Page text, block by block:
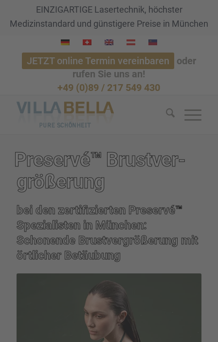
EINZIGARTIGE Lasertechnik, höchster
Medizinstandard und günstigere Preise in München
JETZT online Termin vereinbaren
oder
rufen Sie uns an!
+49 (0)89 / 217 549 430
Preservé™ Brust­ver­
grö­ße­rung
bei den zerti­fi­zier­ten Preservé™
Spezia­lis­ten in München:
Schonende Brust­ver­grö­ße­rung mit
örtli­cher Betäu­bung